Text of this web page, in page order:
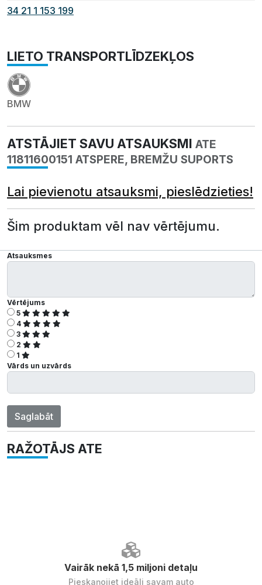
34 21 1 153 199
LIETO TRANSPORTLĪDZEKĻOS
BMW
ATSTĀJIET SAVU ATSAUKSMI ATE
11811600151 ATSPERE, BREMŽU SUPORTS
Lai pievienotu atsauksmi, pieslēdzieties!
Šim produktam vēl nav vērtējumu.
Atsauksmes
Vērtējums
5
4
3
2
1
Vārds un uzvārds
Saglabāt
RAŽOTĀJS ATE
Vairāk nekā 1,5 miljoni detaļu
Pieskaņojiet ideāli savam auto